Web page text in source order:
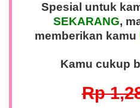
Spesial untuk
SEKARANG,
memberikan kamu
Kamu cukup
Rp